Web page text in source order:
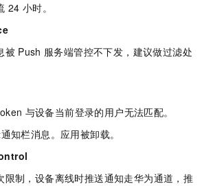
24 小时。
被 Push 服务端管控不下发，建议做过滤处
与设备当前登录的用户无法匹配。
知栏消息。应用被卸载。
限制，设备离线时推送通知走华为通道，推